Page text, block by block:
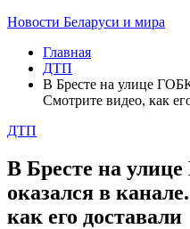
Новости Беларуси и мира
Главная
ДТП
В Бресте на улице
Смотрите видео, как
ДТП
В Бресте на
оказался в
как его доставали